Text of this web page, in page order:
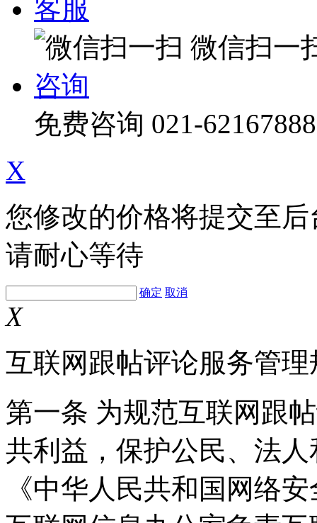
客服
微信扫一
咨询
免费咨询 021-62167888
X
您修改的价格将提交至
请耐心等待
确定 取消
X
互联网跟帖评论服务管理
第一条 为规范互联网跟
共利益，保护公民、法
《中华人民共和国网络